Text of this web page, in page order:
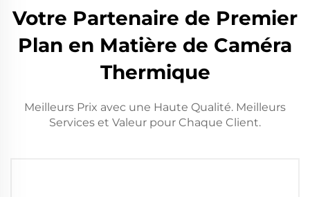
Votre Partenaire de Premier
Plan en Matière de Caméra
Thermique
Meilleurs Prix avec une Haute Qualité. Meilleurs
Services et Valeur pour Chaque Client.